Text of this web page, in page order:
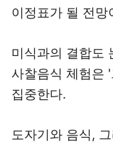
이정표가 될 전망
미식과의 결합도
사찰음식 체험은
집중한다.
도자기와 음식,